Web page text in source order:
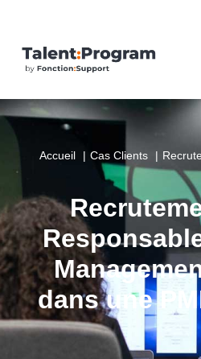
Accueil Cas Clients
dans une